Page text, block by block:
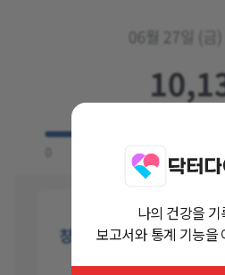
나의 건강을
보고서와 통계 기능을